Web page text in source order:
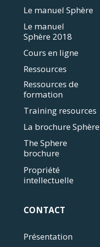
Le manuel Sphère
Le manuel
Sphère 2018
Cours en ligne
Ressources
Ressources de
formation
Training resources
La brochure Sphère
The Sphere
brochure
Propriété
intellectuelle
CONTACT
Présentation